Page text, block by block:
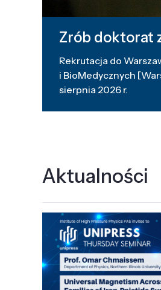
Zrób doktorat
Rekrutacja do
i BioMedycznych
sierpnia 2026 r.
Aktualności